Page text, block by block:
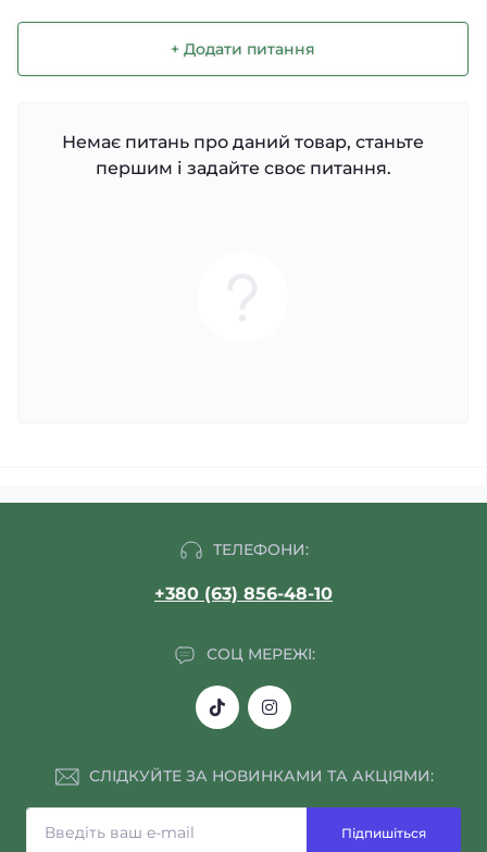
+ Додати питання
Немає питань про даний товар, станьте
першим і задайте своє питання.
ТЕЛЕФОНИ:
+380 (63) 856-48-10
СОЦ МЕРЕЖІ:
СЛІДКУЙТЕ ЗА НОВИНКАМИ ТА АКЦІЯМИ:
Підпишіться